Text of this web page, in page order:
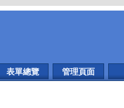
表單總覽 管理頁面